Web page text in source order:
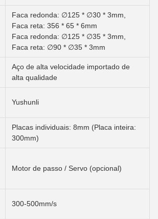
Faca redonda: ∅125 * ∅30 * 3mm,
Faca reta: 356 * 65 * 6mm
Faca redonda: ∅125 * ∅35 * 3mm,
Faca reta: ∅90 * ∅35 * 3mm
Aço de alta velocidade importado de
alta qualidade
Yushunli
Placas individuais: 8mm (Placa inteira:
300mm)
Motor de passo / Servo (opcional)
300-500mm/s